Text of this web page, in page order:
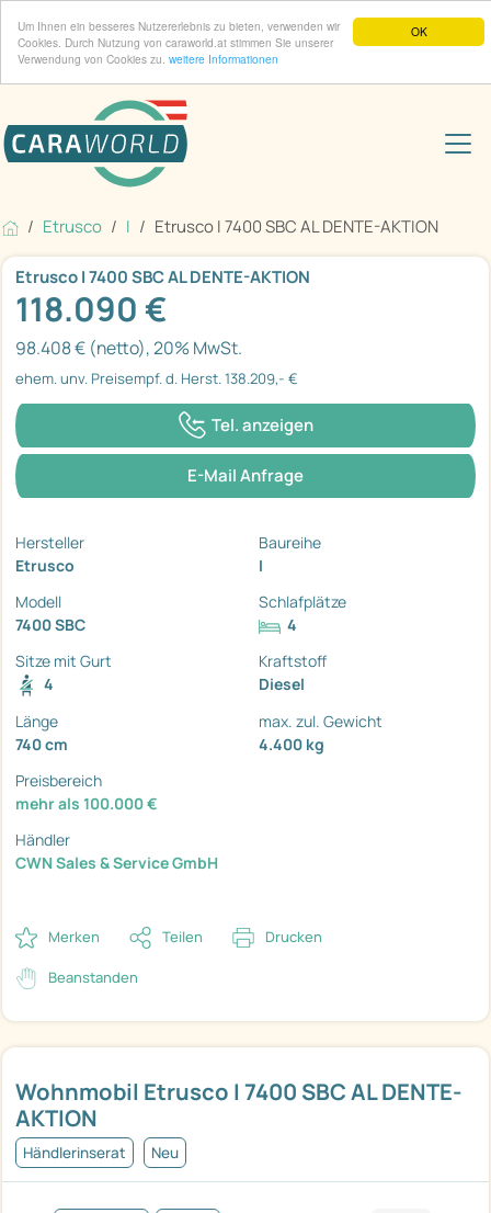
OK
Um Ihnen ein besseres Nutzererlebnis zu bieten, verwenden wir
Cookies. Durch Nutzung von caraworld.at stimmen Sie unserer
Verwendung von Cookies zu. weitere Informationen
Etrusco I Etrusco I 7400 SBC AL DENTE-AKTION
Wohnmobil Etrusco I 7400 SBC AL DENTE-
AKTION
Händlerinserat Neu
Etrusco I 7400 SBC AL DENTE-AKTION
118.090 €
98.408 € (netto), 20% MwSt.
ehem. unv. Preisempf. d. Herst. 138.209,- €
Tel. anzeigen
E-Mail Anfrage
Hersteller
Etrusco
Baureihe
I
Modell
7400 SBC
Schlafplätze
4
Sitze mit Gurt
4
Kraftstoff
Diesel
Länge
740 cm
max. zul. Gewicht
4.400 kg
Preisbereich
mehr als 100.000 €
Händler
CWN Sales & Service GmbH
Merken Teilen Drucken
Beanstanden